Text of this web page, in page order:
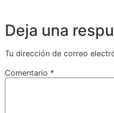
Deja una
Tu dirección de correo
Comentario *